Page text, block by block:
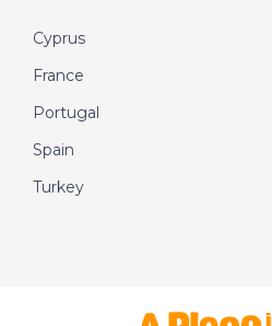
Cyprus
France
Portugal
Spain
Turkey